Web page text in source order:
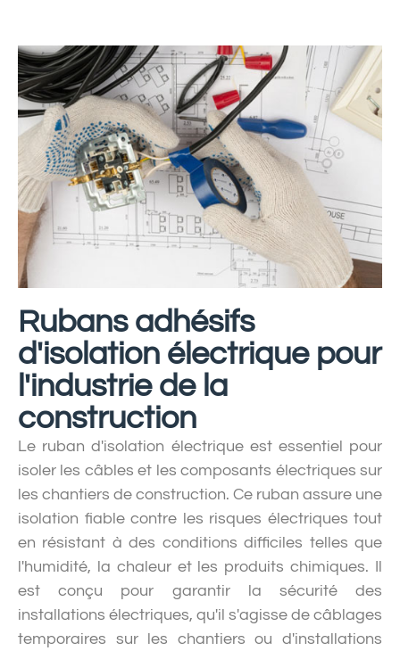
Rubans adhésifs
d'isolation électrique pour
l'industrie de la
construction
Le ruban d'isolation électrique est essentiel pour
isoler les câbles et les composants électriques sur
les chantiers de construction. Ce ruban assure une
isolation fiable contre les risques électriques tout
en résistant à des conditions difficiles telles que
l'humidité, la chaleur et les produits chimiques. Il
est conçu pour garantir la sécurité des
installations électriques, qu'il s'agisse de câblages
temporaires sur les chantiers ou d'installations